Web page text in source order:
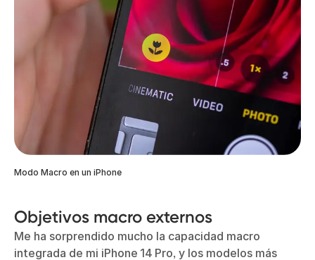
Modo Macro en un iPhone
Objetivos macro externos
Me ha sorprendido mucho la capacidad macro
integrada de mi iPhone 14 Pro, y los modelos más